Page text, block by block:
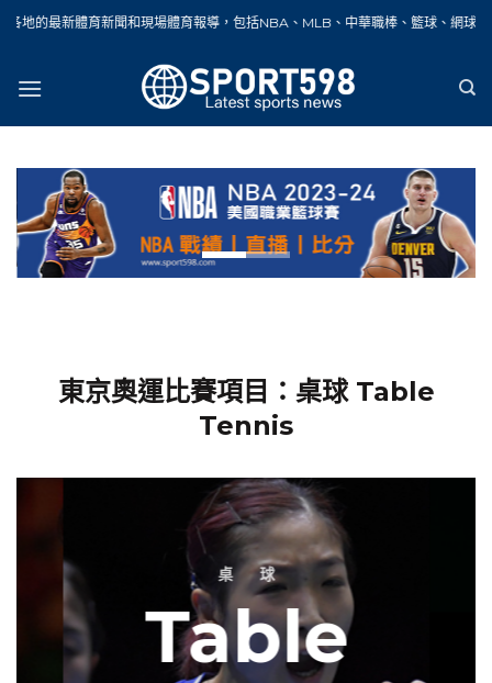
Skip和現場體育報導，包括NBA、MLB、中華職棒、籃球、網球、足球、賽車、自
東京奧運比賽項目：桌球 Table
Tennis
桌 球
Table